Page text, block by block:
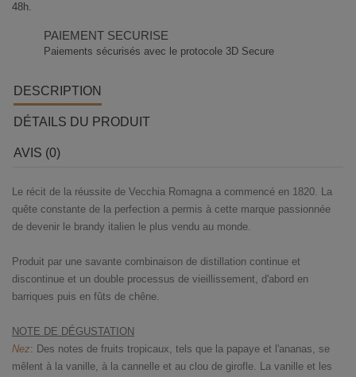
48h.
PAIEMENT SECURISE
Paiements sécurisés avec le protocole 3D Secure
DESCRIPTION
DÉTAILS DU PRODUIT
AVIS (0)
Le récit de la réussite de Vecchia Romagna a commencé en 1820. La
quête constante de la perfection a permis à cette marque passionnée
de devenir le brandy italien le plus vendu au monde.
Produit par une savante combinaison de distillation continue et
discontinue et un double processus de vieillissement, d'abord en
barriques puis en fûts de chêne.
NOTE DE DÉGUSTATION
Nez: Des notes de fruits tropicaux, tels que la papaye et l'ananas, se
mêlent à la vanille, à la cannelle et au clou de girofle. La vanille et les